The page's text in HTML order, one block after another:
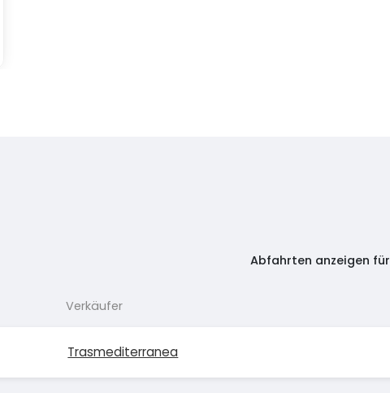
Abfahrten anzeigen für
Verkäufer
Trasmediterranea